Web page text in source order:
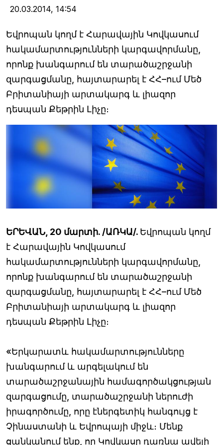
20.03.2014, 14:54
Եվրոպան կողմ է Հարավային Կովկասում
հակամարտությունների կարգավորմանը,
որոնք խանգարում են տարածաշրջանի
զարգացմանը, հայտարարել է ՀՀ–ում Մեծ
Բրիտանիայի արտակարգ և լիազոր
դեսպան Քեթրին Լիչը։
ԵՐԵՎԱՆ, 20 մարտի. /ԱՌԿԱ/. Եվրոպան կողմ
է Հարավային Կովկասում
հակամարտությունների կարգավորմանը,
որոնք խանգարում են տարածաշրջանի
զարգացմանը, հայտարարել է ՀՀ–ում Մեծ
Բրիտանիայի արտակարգ և լիազոր
դեսպան Քեթրին Լիչը։
«Երկարատև հակամարտությունները
խանգարում և արգելակում են
տարածաշրջանային համագործակցության
զարգացումը, տարածաշրջանի ներուժի
իրագործումը, որը էներգետիկ հանգույց է
Չինաստանի և Եվրոպայի միջև։ Մենք
ցանկանում ենք, որ Կովկասը դառնա ավելի